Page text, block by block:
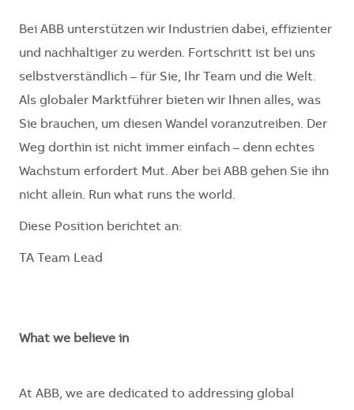
Bei ABB unterstützen wir Industrien dabei, effizienter
und nachhaltiger zu werden. Fortschritt ist bei uns
selbstverständlich – für Sie, Ihr Team und die Welt.
Als globaler Marktführer bieten wir Ihnen alles, was
Sie brauchen, um diesen Wandel voranzutreiben. Der
Weg dorthin ist nicht immer einfach – denn echtes
Wachstum erfordert Mut. Aber bei ABB gehen Sie ihn
nicht allein. Run what runs the world.
Diese Position berichtet an:
TA Team Lead
What we believe in
At ABB, we are dedicated to addressing global